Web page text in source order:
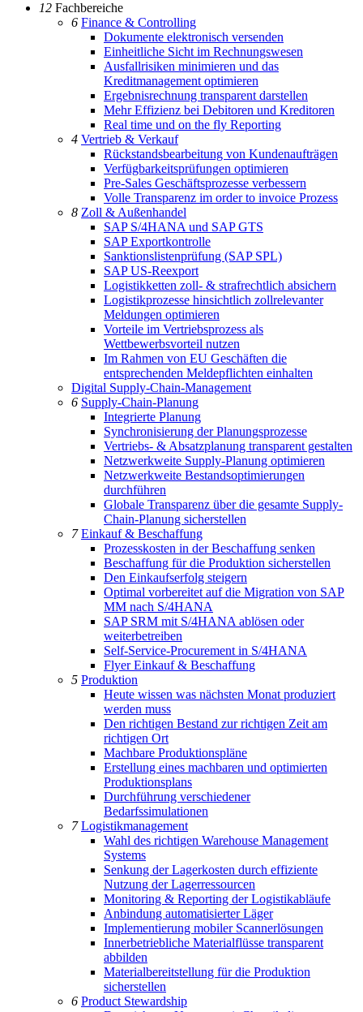
12 Fachbereiche
6 Finance & Controlling
Dokumente elektronisch versenden
Einheitliche Sicht im Rechnungswesen
Ausfallrisiken minimieren und das
Kreditmanagement optimieren
Ergebnisrechnung transparent darstellen
Mehr Effizienz bei Debitoren und Kreditoren
Real time und on the fly Reporting
4 Vertrieb & Verkauf
Rückstandsbearbeitung von Kundenaufträgen
Verfügbarkeitsprüfungen optimieren
Pre-Sales Geschäftsprozesse verbessern
Volle Transparenz im order to invoice Prozess
8 Zoll & Außenhandel
SAP S/4HANA und SAP GTS
SAP Exportkontrolle
Sanktionslistenprüfung (SAP SPL)
SAP US-Reexport
Logistikketten zoll- & strafrechtlich absichern
Logistikprozesse hinsichtlich zollrelevanter
Meldungen optimieren
Vorteile im Vertriebsprozess als
Wettbewerbsvorteil nutzen
Im Rahmen von EU Geschäften die
entsprechenden Meldepflichten einhalten
Digital Supply-Chain-Management
6 Supply-Chain-Planung
Integrierte Planung
Synchronisierung der Planungsprozesse
Vertriebs- & Absatzplanung transparent gestalten
Netzwerkweite Supply-Planung optimieren
Netzwerkweite Bestandsoptimierungen
durchführen
Globale Transparenz über die gesamte Supply-
Chain-Planung sicherstellen
7Einkauf & Beschaffung
Prozesskosten in der Beschaffung senken
Beschaffung für die Produktion sicherstellen
Den Einkaufserfolg steigern
Optimal vorbereitet auf die Migration von SAP
MM nach S/4HANA
SAP SRM mit S/4HANA ablösen oder
weiterbetreiben
Self-Service-Procurement in S/4HANA
Flyer Einkauf & Beschaffung
5 Produktion
Heute wissen was nächsten Monat produziert
werden muss
Den richtigen Bestand zur richtigen Zeit am
richtigen Ort
Machbare Produktionspläne
Erstellung eines machbaren und optimierten
Produktionsplans
Durchführung verschiedener
Bedarfssimulationen
7Logistikmanagement
Wahl des richtigen Warehouse Management
Systems
Senkung der Lagerkosten durch effiziente
Nutzung der Lagerressourcen
Monitoring & Reporting der Logistikabläufe
Anbindung automatisierter Läger
Implementierung mobiler Scannerlösungen
Innerbetriebliche Materialflüsse transparent
abbilden
Materialbereitstellung für die Produktion
sicherstellen
6 Product Stewardship